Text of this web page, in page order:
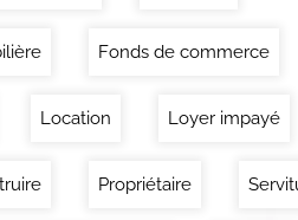
Fonds de commerce
Location Loyer impayé
Propriétaire